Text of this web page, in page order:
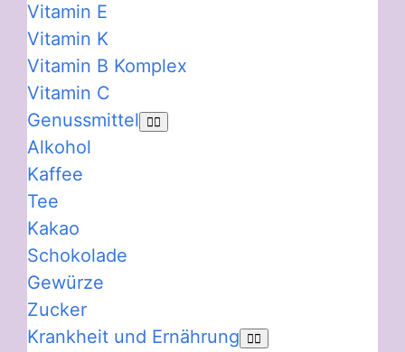
Vitamin E
Vitamin K
Vitamin B Komplex
Vitamin C
Genussmittel
Alkohol
Kaffee
Tee
Kakao
Schokolade
Gewürze
Zucker
Krankheit und Ernährung